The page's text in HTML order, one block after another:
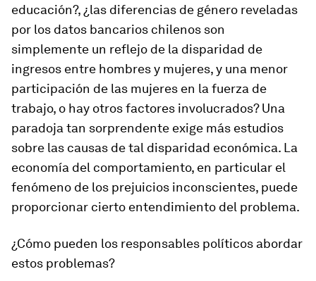
educación?, ¿las diferencias de género reveladas
por los datos bancarios chilenos son
simplemente un reflejo de la disparidad de
ingresos entre hombres y mujeres, y una menor
participación de las mujeres en la fuerza de
trabajo, o hay otros factores involucrados? Una
paradoja tan sorprendente exige más estudios
sobre las causas de tal disparidad económica. La
economía del comportamiento, en particular el
fenómeno de los prejuicios inconscientes, puede
proporcionar cierto entendimiento del problema.
¿Cómo pueden los responsables políticos abordar
estos problemas?